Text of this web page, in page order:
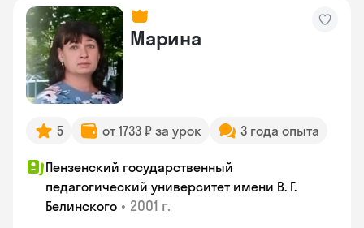
Марина
5 от 1733 ₽ за урок 3 года опыта
Пензенский государственный
педагогический университет имени В. Г.
Белинского • 2001 г.